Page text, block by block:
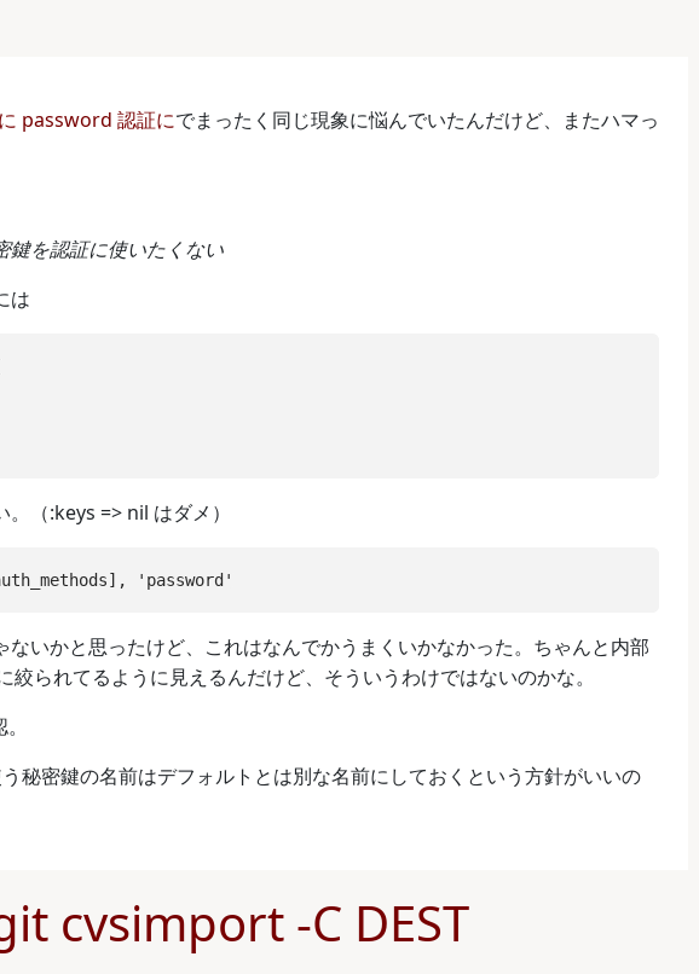
password 認証にでまったく同じ現象に悩んでいたんだけど、またハマっ
鍵を認証に使いたくない
は
（:keys => nil はダメ）
ないかと思ったけど、これはなんでかうまくいかなかった。ちゃんと内部
られてるように見えるんだけど、そういうわけではないのかな。
秘密鍵の名前はデフォルトとは別な名前にしておくという方針がいいの
cvsimport -C DEST